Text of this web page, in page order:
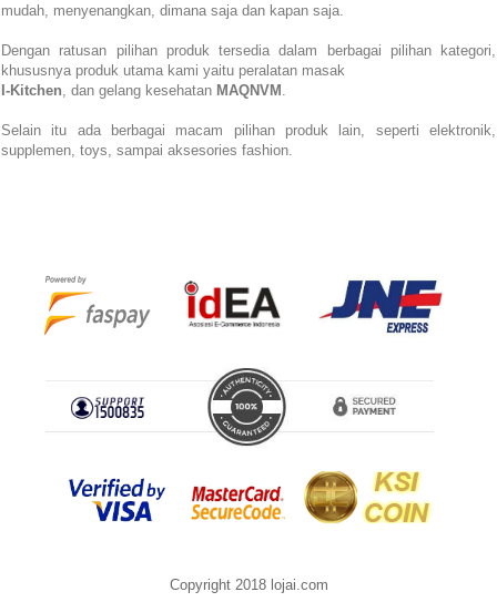
mudah, menyenangkan, dimana saja dan kapan saja.
Dengan ratusan pilihan produk tersedia dalam berbagai pilihan kategori,
khususnya produk utama kami yaitu peralatan masak
I-Kitchen , dan gelang kesehatan MAQNVM
Selain itu ada berbagai macam pilihan produk lain, seperti elektronik,
supplemen, toys, sampai aksesories fashion.
Copyright 2018 lojai.com